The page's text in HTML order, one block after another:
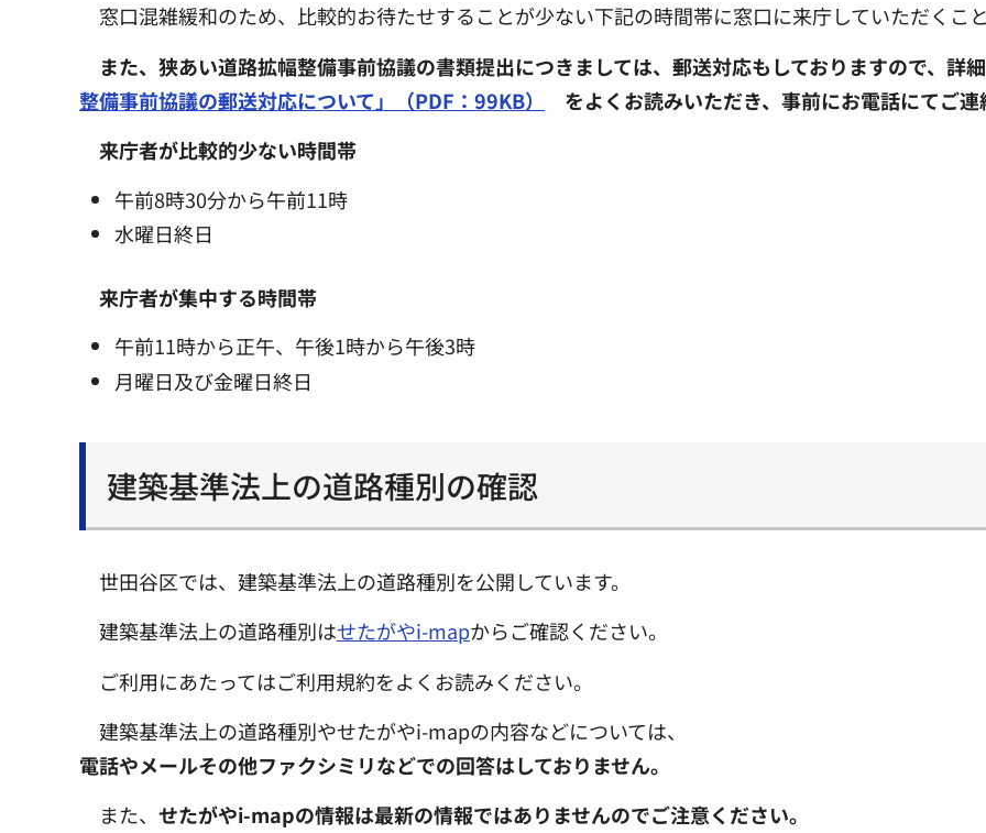
窓口混雑緩和のため、比較的お待たせすることが少ない下記の時間帯に窓口に来庁していただくこ
また、狭あい道路拡幅整備事前協議の書類提出につきましては、郵送対応もしておりますので、詳
整備事前協議の郵送対応について」（PDF：99KB）
をよくお読みいただき、事前にお電話にてご連
来庁者が比較的少ない時間帯
午前8時30分から午前11時
水曜日終日
来庁者が集中する時間帯
午前11時から正午、午後1時から午後3時
月曜日及び金曜日終日
建築基準法上の道路種別の確認
世田谷区では、建築基準法上の道路種別を公開しています。
建築基準法上の道路種別はせたがやi-mapからご確認ください。
ご利用にあたってはご利用規約をよくお読みください。
建築基準法上の道路種別やせたがやi-mapの内容などについては、
電話やメールその他ファクシミリなどでの回答はしておりません。
また、 せたがやi-mapの情報は最新の情報ではありませんのでご注意ください。